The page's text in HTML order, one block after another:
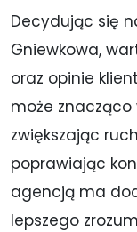
Decydując się
Gniewkowa,
oraz opinie
może znacząco
zwiększając
poprawiając
agencją ma
lepszego